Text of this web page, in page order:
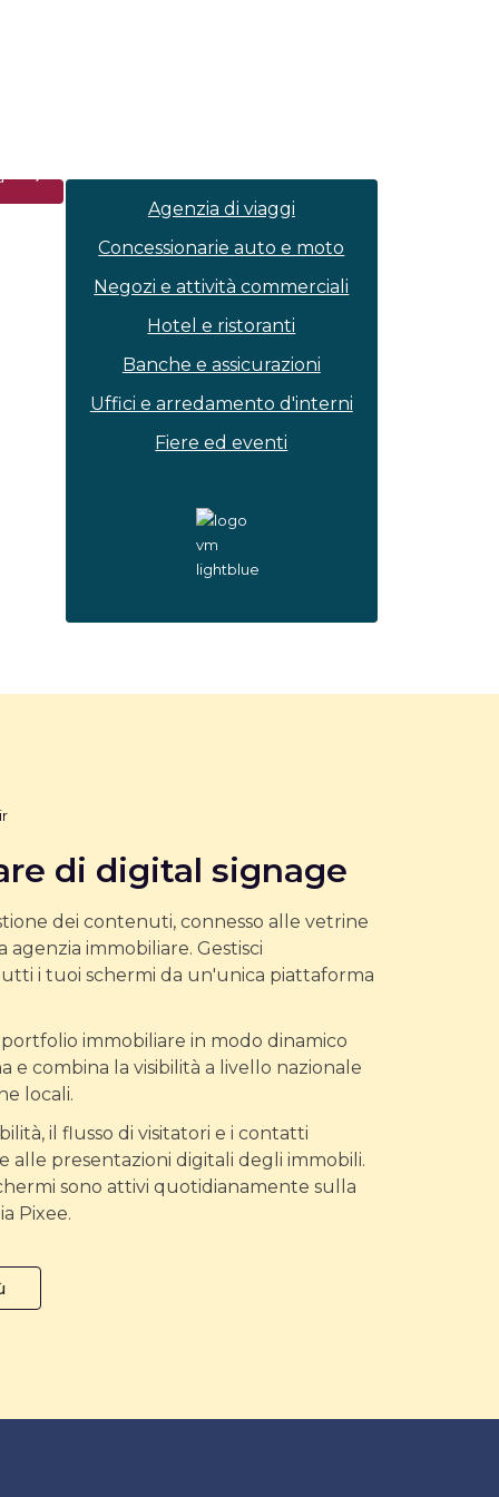
⟶
Agenzia di viaggi
Concessionarie auto e moto
Negozi e attività commerciali
Hotel e ristoranti
Banche e assicurazioni
Uffici e arredamento d'interni
Fiere ed eventi
di digital signage
dei contenuti, connesso alle vetrine
immobiliare. Gestisci
i tuoi schermi da un'unica piattaforma
immobiliare in modo dinamico
e combina la visibilità a livello nazionale
locali.
il flusso di visitatori e i contatti
alle presentazioni digitali degli immobili.
sono attivi quotidianamente sulla
Pixee.